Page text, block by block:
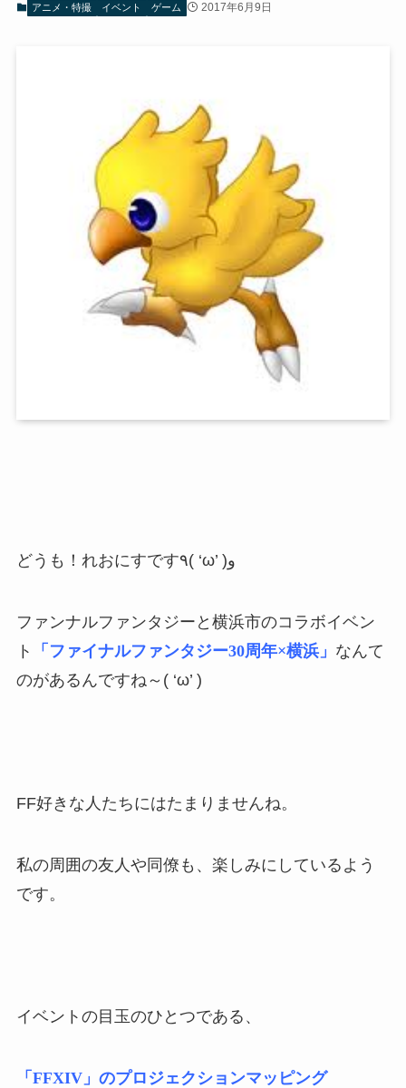
アニメ・特撮 イベント ゲーム 2017年6月9日
どうも！れおにすです٩( ‘ω’ )و
ファンナルファンタジーと横浜市のコラボイベン
ト
「ファイナルファンタジー30周年×横浜」 なんて
のがあるんですね～( ‘ω’ )
FF好きな人たちにはたまりませんね。
私の周囲の友人や同僚も、楽しみにしているよう
です。
イベントの目玉のひとつである、
「FFXIV」のプロジェクションマッピング